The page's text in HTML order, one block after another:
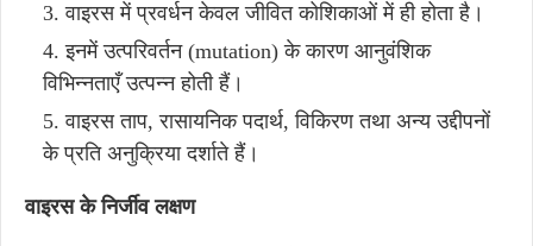
वाइरस में प्रवर्धन केवल जीवित कोशिकाओं में ही होता है।
इनमें उत्परिवर्तन (mutation) के कारण आनुवंशिक
विभिन्नताएँ उत्पन्न होती हैं।
वाइरस ताप, रासायनिक पदार्थ, विकिरण तथा अन्य उद्दीपनों
के प्रति अनुक्रिया दर्शाते हैं।
वाइरस के निर्जीव लक्षण